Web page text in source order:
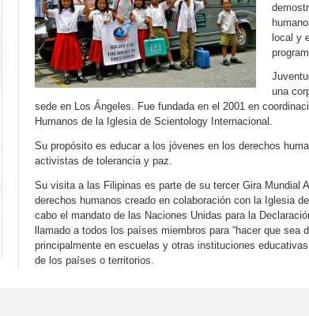
local y
una
sede en Los Ángeles. Fue fundada en el 2001 en
Humanos de la Iglesia de Scientology Internacional.
Su propósito es educar a los jóvenes en los derechos
activistas de tolerancia y paz.
Su visita a las Filipinas es parte de su tercer Gira Mundial
derechos humanos creado en colaboración con la Iglesia
cabo el mandato de las Naciones Unidas para la
llamado a todos los países miembros para “hacer que
principalmente en escuelas y otras instituciones
de los países o territorios.